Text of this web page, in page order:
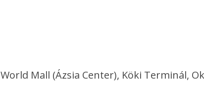
World Mall (Ázsia Center), Köki Terminál,